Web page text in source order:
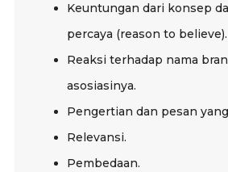
Keuntungan dari konsep
percaya (reason to believe).
Reaksi terhadap nama
asosiasinya.
Pengertian dan pesan
Relevansi.
Pembedaan.